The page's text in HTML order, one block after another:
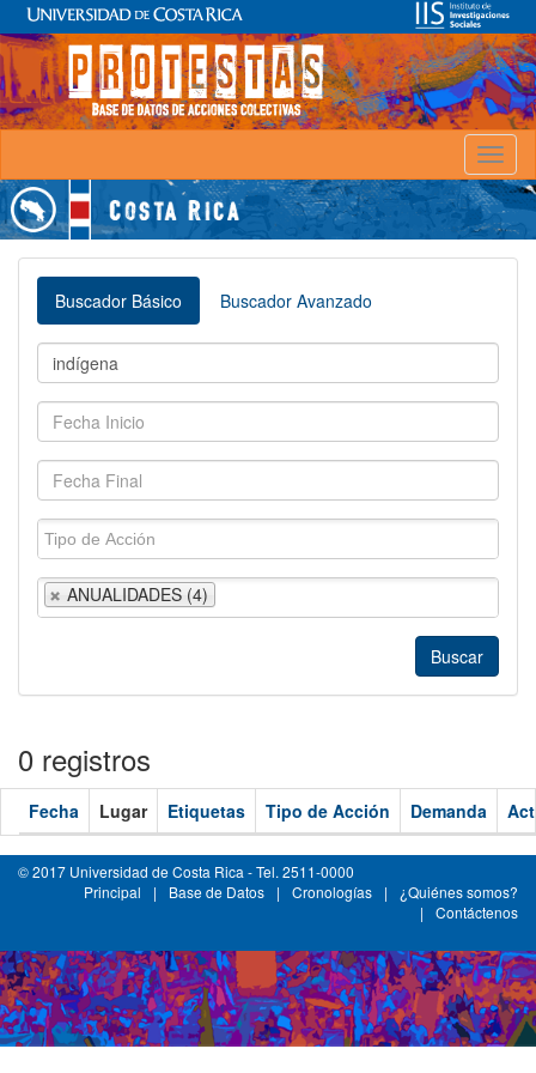
Buscador Básico Buscador Avanzado
ANUALIDADES (4)
0 registros
Fecha Lugar Etiquetas Tipo de Acción Demanda
© 2017 Universidad de Costa Rica - Tel. 2511-0000
Principal
| Base de Datos | Cronologías |
¿Quiénes somos?
|
Contáctenos